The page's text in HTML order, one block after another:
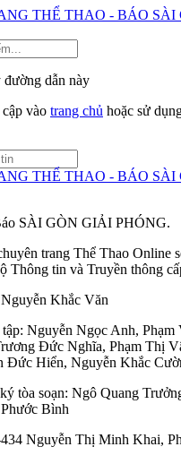
THỂ THAO - BÁO SÀI
dẫn này
vào trang chủ hoặc sử
THỂ THAO - BÁO SÀI
SÀI GÒN GIẢI PHÓNG.
trang Thể Thao Online
Thông tin và Truyền thông
Nguyễn Khắc Văn
Nguyễn Ngọc Anh, Phạm
Đức Nghĩa, Phạm Thị
Đức Hiển, Nguyễn Khắc
tòa soạn: Ngô Quang
Bình
Nguyễn Thị Minh Khai,